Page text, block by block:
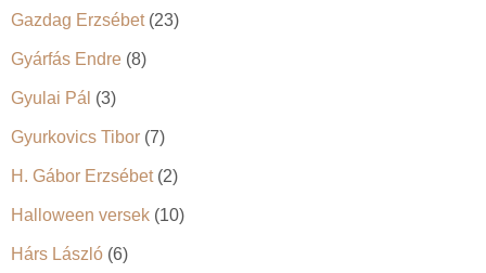
Gazdag Erzsébet(23)
Gyárfás Endre (8)
Gyulai Pál (3)
Gyurkovics Tibor (7)
H. Gábor Erzsébet(2)
Halloween versek (10)
Hárs László (6)